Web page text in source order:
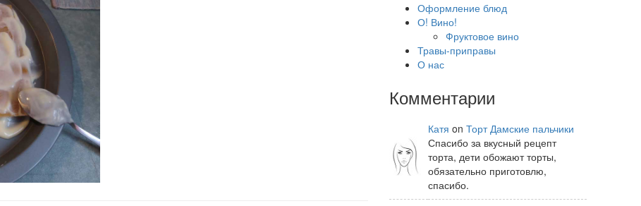
Оформление блюд
О! Вино!
Фруктовое вино
Травы-приправы
О нас
Комментарии
Катя on Торт Дамские пальчики
Спасибо за вкусный рецепт
торта, дети обожают торты,
обязательно приготовлю,
спасибо.